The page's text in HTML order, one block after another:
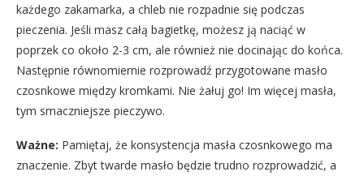
każdego zakamarka, a chleb nie rozpadnie się podczas
pieczenia. Jeśli masz całą bagietkę, możesz ją naciąć w
poprzek co około 2-3 cm, ale również nie docinając do końca.
Następnie równomiernie rozprowadź przygotowane masło
czosnkowe między kromkami. Nie żałuj go! Im więcej masła,
tym smaczniejsze pieczywo.
Ważne: Pamiętaj, że konsystencja masła czosnkowego ma
znaczenie. Zbyt twarde masło będzie trudno rozprowadzić, a